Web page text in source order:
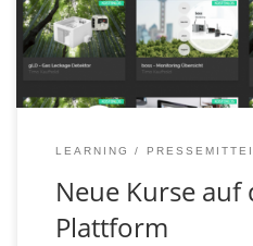
passend zu den
Hier sind die
SmartCella […]
LEARNING
Neue Kurse auf
Plattform